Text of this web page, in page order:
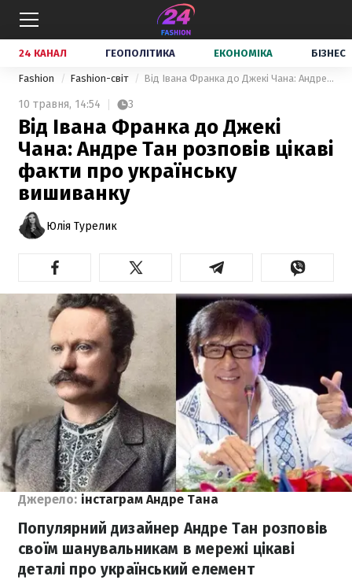
24 КАНАЛ ГЕОПОЛІТИКА ЕКОНОМІКА БІЗНЕС
Fashion Fashion-світ Від Івана Франка до Джекі Чана: Андре Тан розповів цікаві факти про українську вишиванку
10 травня, 14:54 3
Від Івана Франка до Джекі
Чана: Андре Тан розповів цікаві
факти про українську
вишиванку
Юлія Турелик
Джерело: інстаграм Андре Тана
Популярний дизайнер Андре Тан розповів
своїм шанувальникам в мережі цікаві
деталі про український елемент